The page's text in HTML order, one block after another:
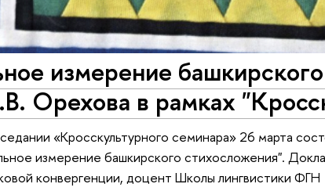
измерение
Орехова в рамках
«Кросскультурного семинара» 26 марта
измерение башкирского стихосложения".
конвергенции, доцент Школы лингвистики ФГН